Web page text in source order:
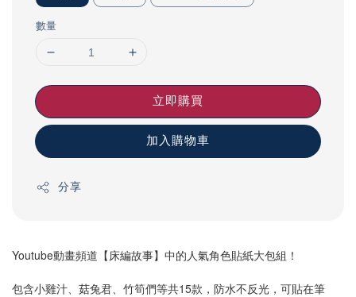
數量
立即購買
加入購物車
分享
Youtube動畫頻道【床編故事】中的人氣角色貼紙大包組！
包含小雞汁、菇兔君、竹筍們等共15款，防水不反光，可貼在筆